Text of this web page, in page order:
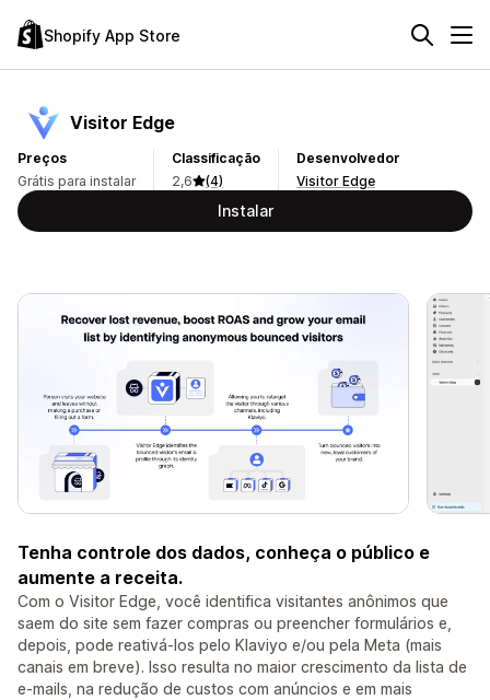
Shopify App Store
Visitor Edge
Preços
Grátis para instalar
Classificação
2,6
(4)
Desenvolvedor
Visitor Edge
Instalar
Tenha controle dos dados, conheça o público e
aumente a receita.
Com o Visitor Edge, você identifica visitantes anônimos que
saem do site sem fazer compras ou preencher formulários e,
depois, pode reativá-los pelo Klaviyo e/ou pela Meta (mais
canais em breve). Isso resulta no maior crescimento da lista de
e-mails, na redução de custos com anúncios e em mais